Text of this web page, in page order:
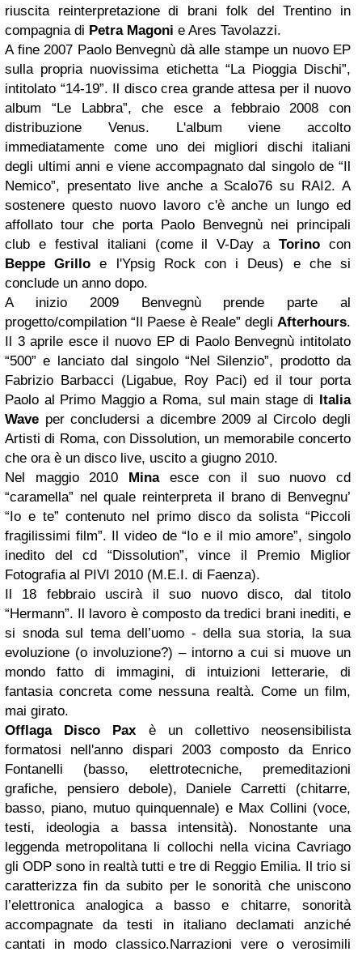
riuscita reinterpretazione di brani folk del Trentino in
compagnia di Petra Magoni e Ares Tavolazzi.
A fine 2007 Paolo Benvegnù dà alle stampe un nuovo EP
sulla propria nuovissima etichetta “La Pioggia Dischi”,
intitolato “14-19”. Il disco crea grande attesa per il nuovo
album “Le Labbra”, che esce a febbraio 2008 con
distribuzione Venus. L'album viene accolto
immediatamente come uno dei migliori dischi italiani
degli ultimi anni e viene accompagnato dal singolo de “Il
Nemico”, presentato live anche a Scalo76 su RAI2. A
sostenere questo nuovo lavoro c'è anche un lungo ed
affollato tour che porta Paolo Benvegnù nei principali
club e festival italiani (come il V-Day aTorino con
Beppe Grillo e l'Ypsig Rock con i Deus) e che si
conclude un anno dopo.
A inizio 2009 Benvegnù prende parte al
progetto/compilation “Il Paese è Reale” degli Afterhours.
Il 3 aprile esce il nuovo EP di Paolo Benvegnù intitolato
“500” e lanciato dal singolo “Nel Silenzio”, prodotto da
Fabrizio Barbacci (Ligabue, Roy Paci) ed il tour porta
Paolo al Primo Maggio a Roma, sul main stage di Italia
Wave per concludersi a dicembre 2009 al Circolo degli
Artisti di Roma, con Dissolution, un memorabile concerto
che ora è un disco live, uscito a giugno 2010.
Nel maggio 2010 Minaesce con il suo nuovo cd
“caramella” nel quale reinterpreta il brano di Benvegnu’
“Io e te” contenuto nel primo disco da solista “Piccoli
fragilissimi film”. Il video de “Io e il mio amore”, singolo
inedito del cd “Dissolution”, vince il Premio Miglior
Fotografia al PIVI 2010 (M.E.I. di Faenza).
Il 18 febbraio uscirà il suo nuovo disco, dal titolo
“Hermann”. Il lavoro è composto da tredici brani inediti, e
si snoda sul tema dell’uomo - della sua storia, la sua
evoluzione (o involuzione?) – intorno a cui si muove un
mondo fatto di immagini, di intuizioni letterarie, di
fantasia concreta come nessuna realtà. Come un film,
mai girato.
Offlaga Disco Pax è un collettivo neosensibilista
formatosi nell'anno dispari 2003 composto da Enrico
Fontanelli (basso, elettrotecniche, premeditazioni
grafiche, pensiero debole), Daniele Carretti (chitarre,
basso, piano, mutuo quinquennale) e Max Collini (voce,
testi, ideologia a bassa intensità). Nonostante una
leggenda metropolitana li collochi nella vicina Cavriago
gli ODP sono in realtà tutti e tre di Reggio Emilia. Il trio si
caratterizza fin da subito per le sonorità che uniscono
l’elettronica analogica a basso e chitarre, sonorità
accompagnate da testi in italiano declamati anziché
cantati in modo classico.Narrazioni vere o verosimili